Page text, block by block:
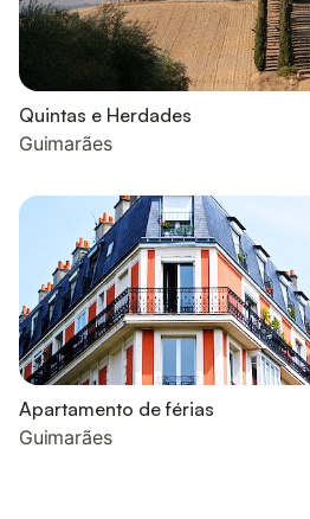
Quintas e Herdades
Guimarães
Apartamento de férias
Guimarães